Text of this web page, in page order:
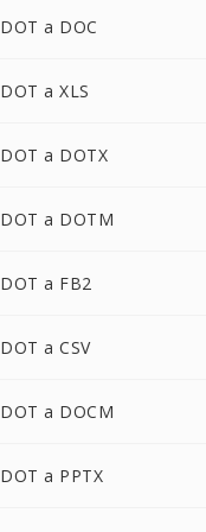
DOT a DOC
DOT a XLS
DOT a DOTX
DOT a DOTM
DOT a FB2
DOT a CSV
DOT a DOCM
DOT a PPTX